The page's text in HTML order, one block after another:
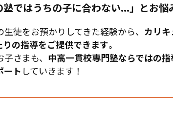
塾ではうちの子に合わない...」とお
徒をお預かりしてきた経験から、 カリ
の指導をご提供できます。
さまも、 中高一貫校専門塾ならではの
ート していきます！